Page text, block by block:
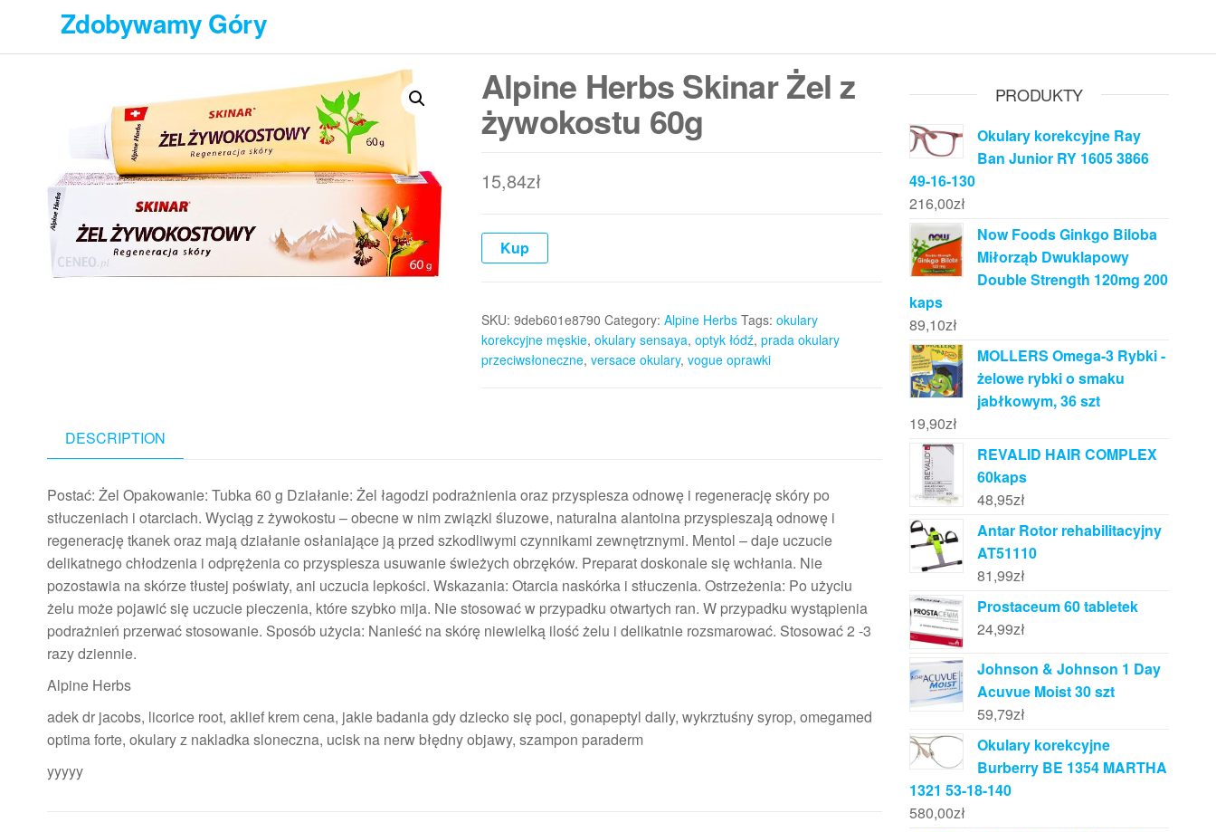
treści
Zdobywamy Góry
Alpine Herbs Skinar Żel z
żywokostu 60g
15,84zł
Kup
SKU: 9deb601e8790 Category: Alpine Herbs Tags: okulary
korekcyjne męskie, okulary sensaya, optyk łódź, prada okulary
przeciwsłoneczne, versace okulary, vogue oprawki
DESCRIPTION
Postać: Żel Opakowanie: Tubka 60 g Działanie: Żel łagodzi podrażnienia oraz przyspiesza odnowę i regenerację skóry po
stłuczeniach i otarciach. Wyciąg z żywokostu – obecne w nim związki śluzowe, naturalna alantoina przyspieszają odnowę i
regenerację tkanek oraz mają działanie osłaniające ją przed szkodliwymi czynnikami zewnętrznymi. Mentol – daje uczucie
delikatnego chłodzenia i odprężenia co przyspiesza usuwanie świeżych obrzęków. Preparat doskonale się wchłania. Nie
pozostawia na skórze tłustej poświaty, ani uczucia lepkości. Wskazania: Otarcia naskórka i stłuczenia. Ostrzeżenia: Po użyciu
żelu może pojawić się uczucie pieczenia, które szybko mija. Nie stosować w przypadku otwartych ran. W przypadku wystąpienia
podrażnień przerwać stosowanie. Sposób użycia: Nanieść na skórę niewielką ilość żelu i delikatnie rozsmarować. Stosować 2 -3
razy dziennie.
Alpine Herbs
adek dr jacobs, licorice root, aklief krem cena, jakie badania gdy dziecko się poci, gonapeptyl daily, wykrztuśny syrop, omegamed
optima forte, okulary z nakladka sloneczna, ucisk na nerw błędny objawy, szampon paraderm
yyyyy
PRODUKTY
Okulary korekcyjne Ray
Ban Junior RY 1605 3866
49-16-130
216,00zł
Now Foods Ginkgo Biloba
Miłorząb Dwuklapowy
Double Strength 120mg 200
kaps
89,10zł
MOLLERS Omega-3 Rybki -
żelowe rybki o smaku
jabłkowym, 36 szt
19,90zł
REVALID HAIR COMPLEX
60kaps
48,95zł
Antar Rotor rehabilitacyjny
AT51110
81,99zł
Prostaceum 60 tabletek
24,99zł
Johnson & Johnson 1 Day
Acuvue Moist 30 szt
59,79zł
Okulary korekcyjne
Burberry BE 1354 MARTHA
1321 53-18-140
580,00zł